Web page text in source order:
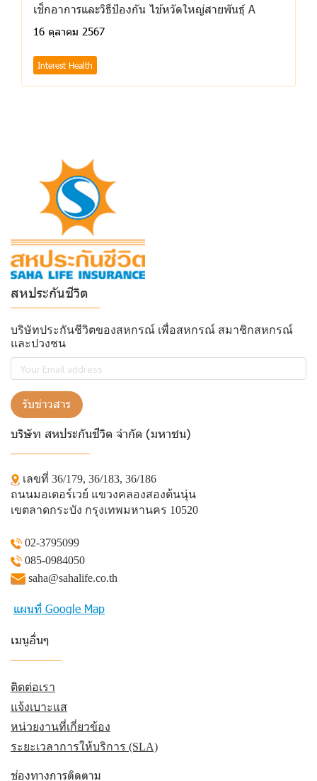
เช็กอาการและวิธีป้องกัน ไข้หวัดใหญ่สายพันธุ์ A
16 ตุลาคม 2567
Interest Health
สหประกันชีวิต
บริษัทประกันชีวิตของสหกรณ์ เพื่อสหกรณ์ สมาชิกสหกรณ์
และปวงชน
รับข่าวสาร
บริษัท สหประกันชีวิต จำกัด (มหาชน)
เลขที่ 36/179, 36/183, 36/186
ถนนมอเตอร์เวย์ แขวงคลองสองต้นนุ่น
เขตลาดกระบัง กรุงเทพมหานคร 10520
02-3795099
085-0984050
saha@sahalife.co.th
แผนที่ Google Map
เมนูอื่นๆ
ติดต่อเรา
แจ้งเบาะแส
หน่วยงานที่เกี่ยวข้อง
ระยะเวลาการให้บริการ (SLA)
ช่องทางการติดตาม